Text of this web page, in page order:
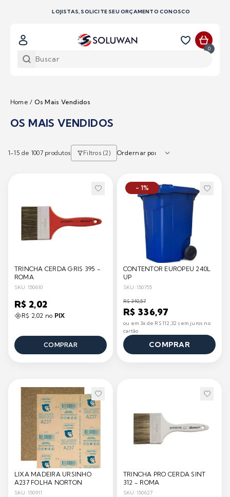
LOJISTAS, SOLICITE SEU ORÇAMENTO CONOSCO
0
Home / Os Mais Vendidos
OS MAIS VENDIDOS
1-15 de 1007 produtos Filtros (2)
TRINCHA CERDA GRIS 395 -
ROMA
SKU: 150610
R$ 2,02
R$ 2,02 no PIX
COMPRAR
- 1%
CONTENTOR EUROPEU 240L
UP
SKU: 150755
R$ 340,57
R$ 336,97
ou em 3x de R$ 112,32 sem juros no
cartão
COMPRAR
LIXA MADEIRA URSINHO
A237 FOLHA NORTON
SKU: 150911
TRINCHA PRO CERDA SINT
312 - ROMA
SKU: 150627